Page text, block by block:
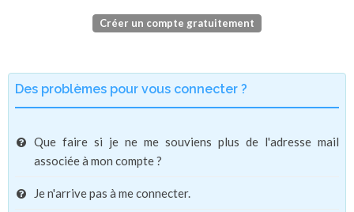
Créer un compte gratuitement
Des problèmes pour vous connecter ?
Que faire si je ne me souviens plus de l'adresse mail
associée à mon compte ?
Je n'arrive pas à me connecter.